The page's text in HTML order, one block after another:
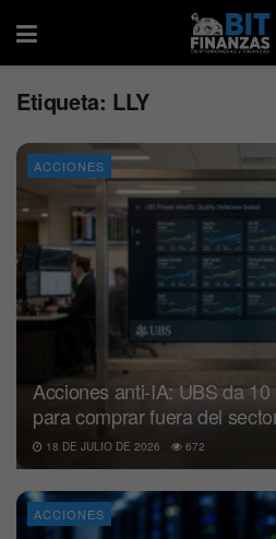
Etiqueta: LLY
ACCIONES
Acciones anti-IA: UBS da
para comprar fuera del
18 DE JULIO DE 2026 672
ACCIONES